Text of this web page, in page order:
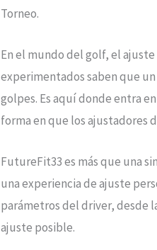
Torneo.
En el mundo del golf, el
experimentados saben que
golpes. Es aquí donde entra
forma en que los ajustadores
FutureFit33 es más que una
una experiencia de ajuste
parámetros del driver, desde
ajuste posible.